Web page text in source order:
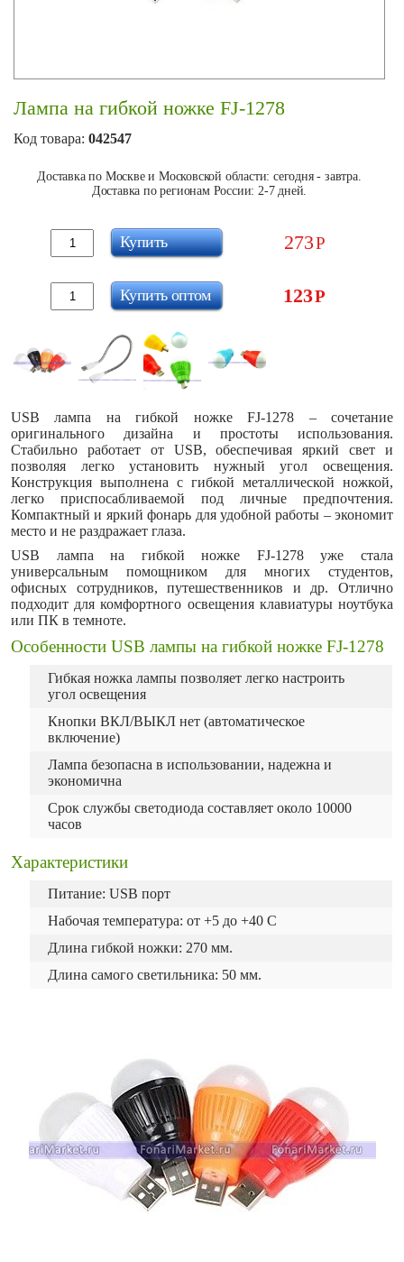
Лампа на гибкой ножке FJ-1278
Код товара: 042547
Доставка по Москве и Московской области: сегодня - завтра.
Доставка по регионам России: 2-7 дней.
273Р
Купить
123Р
Купить оптом
USB лампа на гибкой ножке FJ-1278 – сочетание
оригинального дизайна и простоты использования.
Стабильно работает от USB, обеспечивая яркий свет и
позволяя легко установить нужный угол освещения.
Конструкция выполнена с гибкой металлической ножкой,
легко приспосабливаемой под личные предпочтения.
Компактный и яркий фонарь для удобной работы – экономит
место и не раздражает глаза.
USB лампа на гибкой ножке FJ-1278 уже стала
универсальным помощником для многих студентов,
офисных сотрудников, путешественников и др. Отлично
подходит для комфортного освещения клавиатуры ноутбука
или ПК в темноте.
Особенности USB лампы на гибкой ножке FJ-1278
Гибкая ножка лампы позволяет легко настроить
угол освещения
Кнопки ВКЛ/ВЫКЛ нет (автоматическое
включение)
Лампа безопасна в использовании, надежна и
экономична
Срок службы светодиода составляет около 10000
часов
Характеристики
Питание: USB порт
Hабочая температура: от +5 до +40 С
Длина гибкой ножки: 270 мм.
Длина самого светильника: 50 мм.